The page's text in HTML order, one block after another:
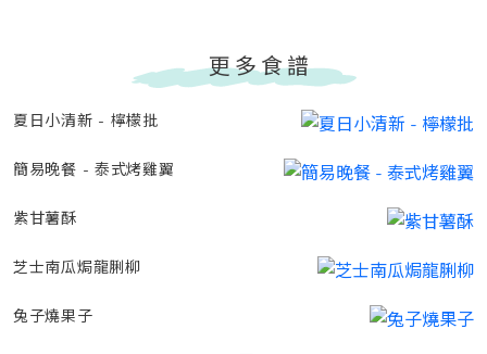
更多食譜
夏日小清新 - 檸檬批
簡易晚餐 - 泰式烤雞翼
紫甘薯酥
芝士南瓜焗龍脷柳
兔子燒果子